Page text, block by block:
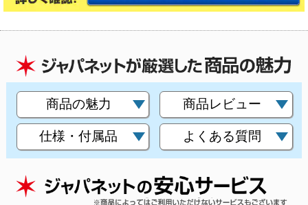
商品の魅力 商品レビュー
仕様・付属品 よくある質問